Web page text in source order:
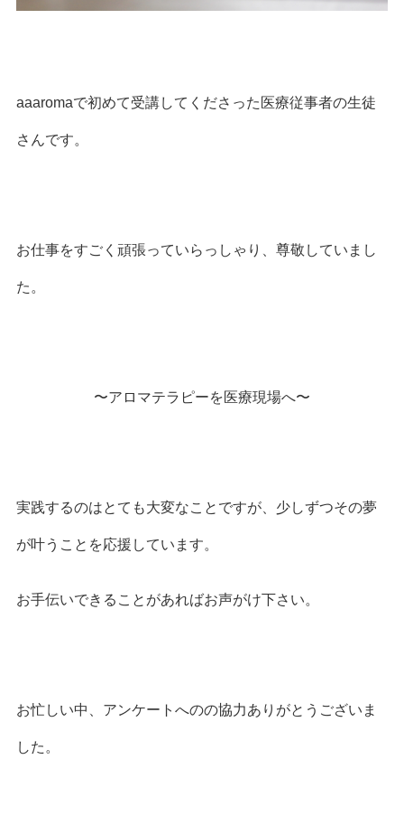
aaaromaで初めて受講してくださった医療従事者の生徒
さんです。
お仕事をすごく頑張っていらっしゃり、尊敬していまし
た。
〜アロマテラピーを医療現場へ〜
実践するのはとても大変なことですが、少しずつその夢
が叶うことを応援しています。
お手伝いできることがあればお声がけ下さい。
お忙しい中、アンケートへのの協力ありがとうございま
した。